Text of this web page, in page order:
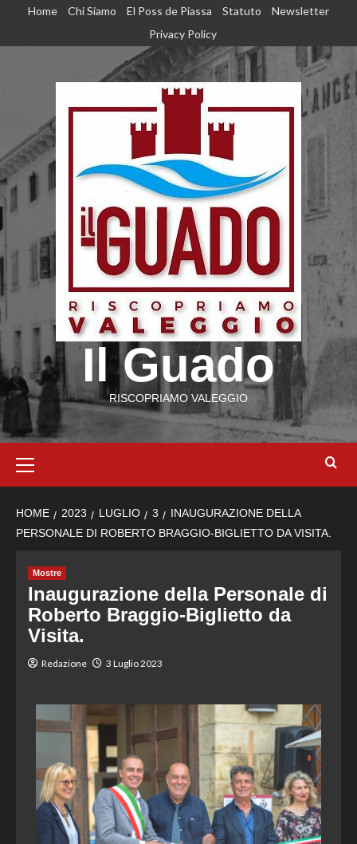
Home Chi Siamo El Poss de Piassa Statuto
Newsletter
Privacy Policy
Il Guado
RISCOPRIAMO VALEGGIO
HOME 2023 LUGLIO 3
INAUGURAZIONE DELLA
PERSONALE DI ROBERTO BRAGGIO-BIGLIETTO DA VISITA.
Mostre
Inaugurazione della Personale di
Roberto Braggio-Biglietto da
Visita.
Redazione 3 Luglio 2023